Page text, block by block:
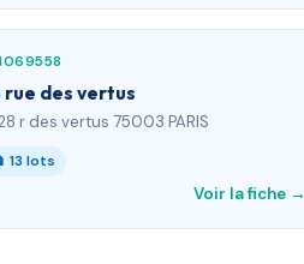
rue des vertus
r des vertus 75003 PARIS
13 lots
Voir la fiche →